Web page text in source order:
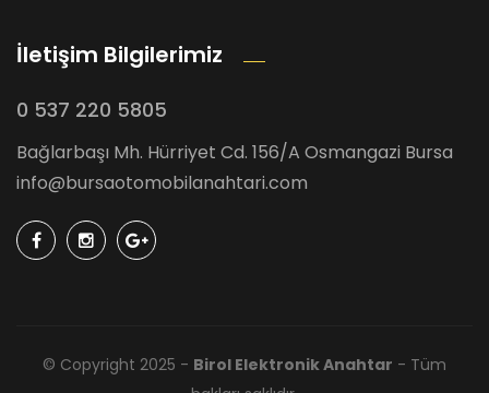
İletişim Bilgilerimiz
0 537 220 5805
Bağlarbaşı Mh. Hürriyet Cd. 156/A Osmangazi Bursa
info@bursaotomobilanahtari.com
© Copyright 2025 - Birol Elektronik Anahtar - Tüm